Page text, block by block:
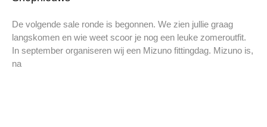
De volgende sale ronde is begonnen. We zien jullie graag
langskomen en wie weet scoor je nog een leuke zomeroutfit.
In september organiseren wij een Mizuno fittingdag. Mizuno is,
na